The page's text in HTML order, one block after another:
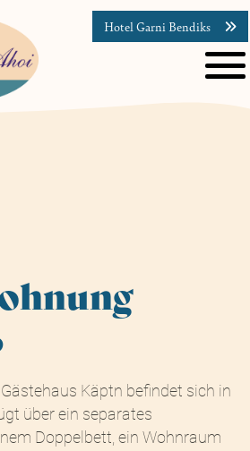
Hotel Garni Bendiks
Käptn befindet sich in
über ein separates
Doppelbett, ein Wohnraum